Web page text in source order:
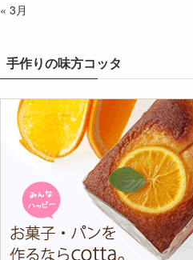
« 3月
手作りの味方コッタ